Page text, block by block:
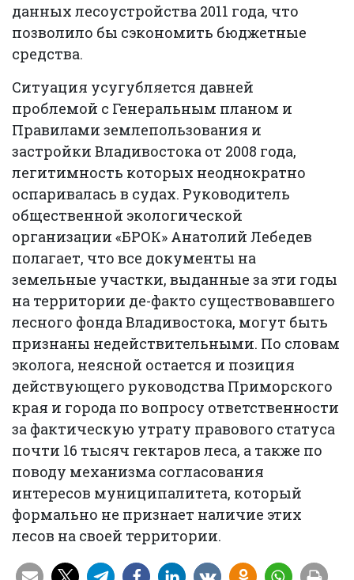
данных лесоустройства 2011 года, что
позволило бы сэкономить бюджетные
средства.
Ситуация усугубляется давней
проблемой с Генеральным планом и
Правилами землепользования и
застройки Владивостока от 2008 года,
легитимность которых неоднократно
оспаривалась в судах. Руководитель
общественной экологической
организации «БРОК» Анатолий Лебедев
полагает, что все документы на
земельные участки, выданные за эти годы
на территории де-факто существовавшего
лесного фонда Владивостока, могут быть
признаны недействительными. По словам
эколога, неясной остается и позиция
действующего руководства Приморского
края и города по вопросу ответственности
за фактическую утрату правового статуса
почти 16 тысяч гектаров леса, а также по
поводу механизма согласования
интересов муниципалитета, который
формально не признает наличие этих
лесов на своей территории.